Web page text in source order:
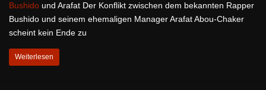
Bushido und Arafat Der Konflikt zwischen dem bekannten Rapper
Bushido und seinem ehemaligen Manager Arafat Abou-Chaker
scheint kein Ende zu
Weiterlesen